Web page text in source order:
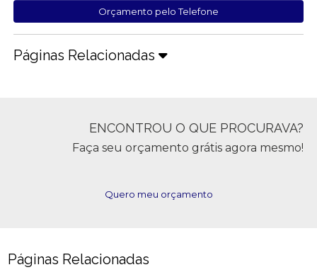
Orçamento pelo Telefone
Páginas Relacionadas
ENCONTROU O QUE PROCURAVA?
Faça seu orçamento grátis agora mesmo!
Quero meu orçamento
Páginas Relacionadas